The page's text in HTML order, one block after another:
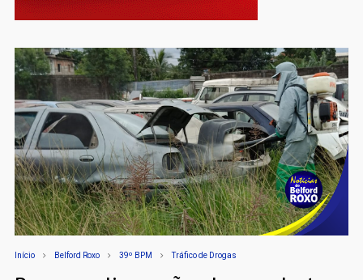
Início Belford Roxo 39º BPM Tráfico de Drogas